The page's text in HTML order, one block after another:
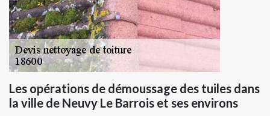
Les opérations de démoussage des tuiles dans
la ville de Neuvy Le Barrois et ses environs